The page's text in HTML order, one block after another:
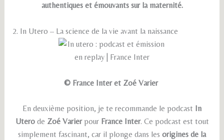
authentiques et émouvants sur la maternité.
2. In Utero – La science de la vie avant la naissance
© France Inter et Zoé Varier
En deuxième position, je te recommande le podcast In
Uterode Zoé Varierpour France Inter. Ce podcast est tout
simplement fascinant, car il plonge dans les origines de la